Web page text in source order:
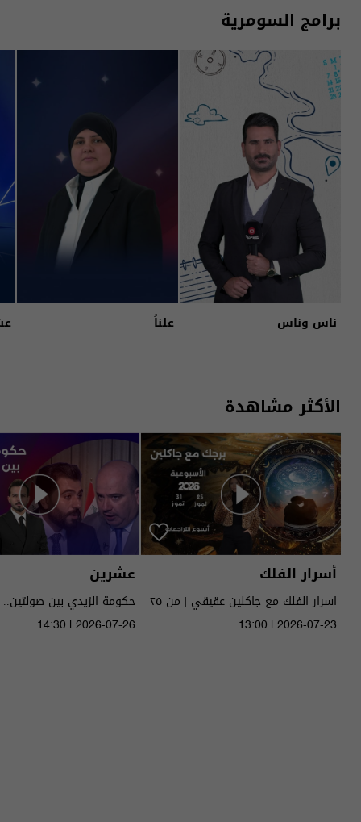
برامج السومرية
ناس وناس علناً
الأكثر مشاهدة
أسرار الفلك
اسرار الفلك مع جاكلين عقيقي | من ٢٥
الى ٣١ تموز ٢٠٢٦ | 2026
13:00 | 2026-07-23
عشرين
حكومة الزيدي بين
14:30 | 2026-07-26